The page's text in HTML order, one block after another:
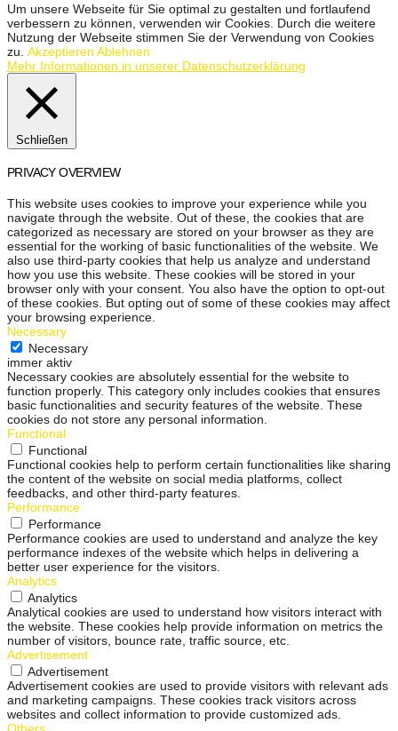
Um unsere Webseite für Sie optimal zu gestalten und fortlaufend
verbessern zu können, verwenden wir Cookies. Durch die weitere
Nutzung der Webseite stimmen Sie der Verwendung von Cookies
zu. Akzeptieren Ablehnen
Mehr Informationen in unserer Datenschutzerklärung
Schließen
PRIVACY OVERVIEW
This website uses cookies to improve your experience while you
navigate through the website. Out of these, the cookies that are
categorized as necessary are stored on your browser as they are
essential for the working of basic functionalities of the website. We
also use third-party cookies that help us analyze and understand
how you use this website. These cookies will be stored in your
browser only with your consent. You also have the option to opt-out
of these cookies. But opting out of some of these cookies may affect
your browsing experience.
Necessary
Necessary
immer aktiv
Necessary cookies are absolutely essential for the website to
function properly. This category only includes cookies that ensures
basic functionalities and security features of the website. These
cookies do not store any personal information.
Functional
Functional
Functional cookies help to perform certain functionalities like sharing
the content of the website on social media platforms, collect
feedbacks, and other third-party features.
Performance
Performance
Performance cookies are used to understand and analyze the key
performance indexes of the website which helps in delivering a
better user experience for the visitors.
Analytics
Analytics
Analytical cookies are used to understand how visitors interact with
the website. These cookies help provide information on metrics the
number of visitors, bounce rate, traffic source, etc.
Advertisement
Advertisement
Advertisement cookies are used to provide visitors with relevant ads
and marketing campaigns. These cookies track visitors across
websites and collect information to provide customized ads.